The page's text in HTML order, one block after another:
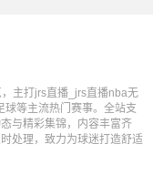
主打jrs直播_jrs直播nba无
等主流热门赛事。全站支
与精彩集锦，内容丰富齐
处理，致力为球迷打造舒适